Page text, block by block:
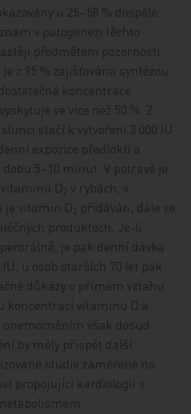
u 25–58 % dospělé
v patogenezi těchto
předmětem pozornosti.
z 95 % zajišťována syntézou
koncentrace
ve více než 50 %. Z
stačí k vytvoření 3 000 IU
expozice předloktí a
5–10 minut. V potravě je
D 2 v rybách, v
je vitamin D 2 přidáván, dále ve
produktech. Je-li
je pak denní dávka
u osob starších 70 let pak
důkazy o přímém vztahu
koncentrací vitaminu D a
však dosud
by měly přispět další
studie zaměřené na
propojující kardiologii s